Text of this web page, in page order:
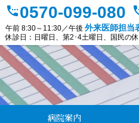
settings_phone0570-099-080
午前 8:30～11:30／午後 外来医師担当
休診日：日曜日、第2･4土曜日、国民の
病院案内